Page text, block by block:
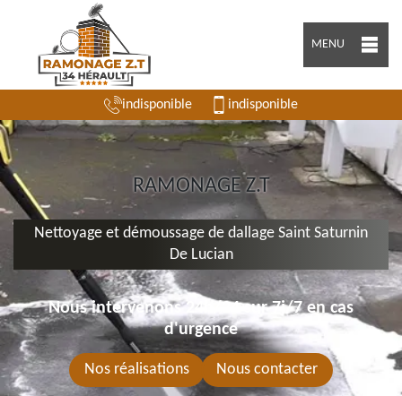
MENU
indisponible indisponible
RAMONAGE Z.T
Nettoyage et démoussage de dallage Saint Saturnin
De Lucian
Nous intervenons 24h/24 sur 7j/7 en cas
d'urgence
Nos réalisations Nous contacter